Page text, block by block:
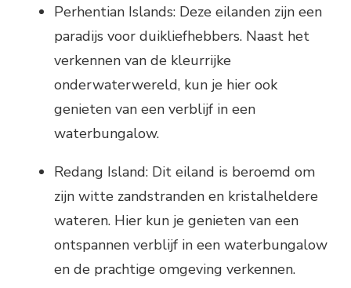
Perhentian Islands: Deze eilanden zijn een
paradijs voor duikliefhebbers. Naast het
verkennen van de kleurrijke
onderwaterwereld, kun je hier ook
genieten van een verblijf in een
waterbungalow.
Redang Island: Dit eiland is beroemd om
zijn witte zandstranden en kristalheldere
wateren. Hier kun je genieten van een
ontspannen verblijf in een waterbungalow
en de prachtige omgeving verkennen.